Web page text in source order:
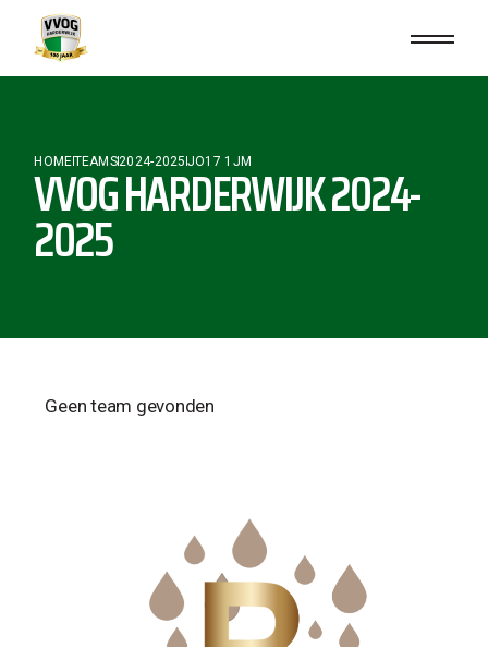
HOMETEAMS2024-2025 JO17 1JM
VVOG HARDERWIJK 2024-
2025
Geen team gevonden